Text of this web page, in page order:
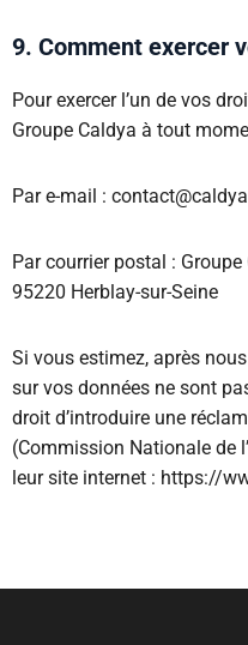
9. Comment exercer
Pour exercer l’un de vos
Groupe Caldya à tout
Par e-mail :
Par courrier postal :
95220 Herblay-sur-Seine
Si vous estimez, après
sur vos données ne sont
droit d’introduire une
(Commission Nationale de
leur site internet : https://